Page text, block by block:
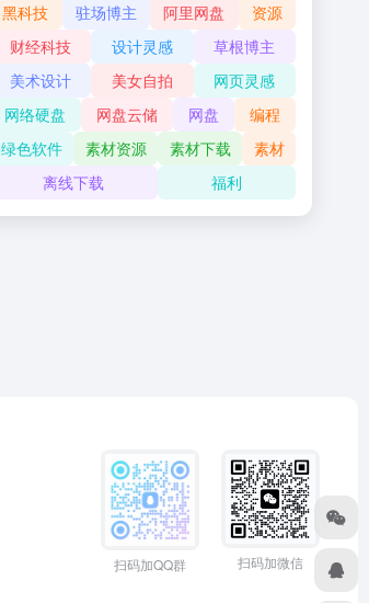
黑科技 驻场博主 阿里网盘
资源
财经科技
设计灵感
草根博主
美术设计
美女自拍
网页灵感
网络硬盘
网盘云储 网盘
编程
绿色软件
素材资源 素材下载
素材
离线下载
福利
扫码加QQ群 扫码加微信